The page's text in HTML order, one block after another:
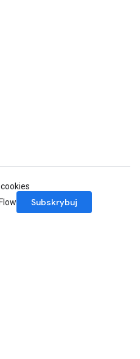
Subskrybuj